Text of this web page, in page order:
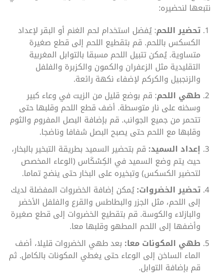
نتبعها لنحضيره:
تحضير اللحم: يُفضل استخدام لحم الغنم أو البقر لإعداد
الكسكس باللحم. قم بتقطيع اللحم إلى قطع صغيرة
متساوية. يُمكن تتبيل اللحم مسبقا بالتوابل المغربية
التقليدية مثل الزعفران والكمون والكزبرة والفلفل
والزنجبيل والكركم لإضفاء نكهة رائعة.
طهي اللحم: قم بوضع قليل من الزيت في وعاء كبير
وسخنه على نار متوسطة. أضف قطع اللحم وقلبها حتى
تتحمر من جميع الجوانب. قم بإضافة البصل المفروم والثوم
وقلبها مع اللحم حتى يصبح البصل شفافا وناضجا.
إعداد السميد: قم بتحضير السميد بطريقة التبخير بالبخار،
حيث يتم وضع السميد في الكِسْكَاس (الوعاء المخصص
لتحضير الكسكس) وتبخيره على البخار حتى ينضج تماما.
تحضير الخضروات:يُمكن إضافة الخضروات المفضلة لديك
إلى اللحم، مثل الجزر والبطاطس والقرع والفلفل الأخضر
والبازلاء والكوسة. قم بتقطيع الخضروات إلى قطع صغيرة
وأضفها إلى اللحم المطهو وقلبها معا.
طهي المكونات معا: بعد طهي الخضروات قليلا، أضف
الماء الساخن إلى الوعاء حتى يغطي المكونات بالكامل. ثم
قم بإضافة التوابل.